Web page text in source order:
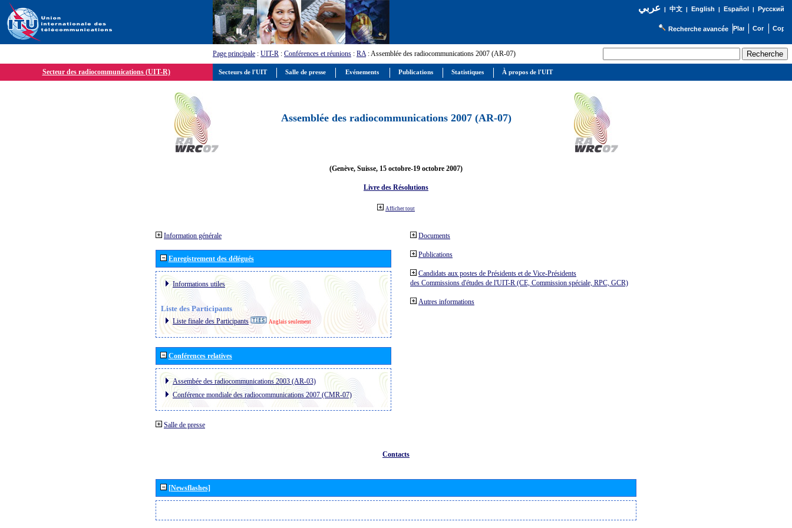
عربي| 中文| English | Español | Русский
Recherche avancée
Page principale : UIT-R : Conférences et réunions : RA: Assemblée des radiocommunications 2007 (AR-07)
Secteur des radiocommunications (UIT-R)
Assemblée des radiocommunications 2007 (AR-07)
(Genève, Suisse, 15 octobre-19 octobre 2007)
Livre des Résolutions
Afficher tout
Information générale
Enregistrement des délégués
Informations utiles
Liste des Participants
Liste finale des Participants Anglais seulement
Conférences relatives
Assembée des radiocommunications 2003 (AR-03)
Conférence mondiale des radiocommunications 2007 (CMR-07)
Salle de presse
Documents
Publications
Candidats aux postes de Présidents et de Vice-Présidents
des Commissions d'études de l'UIT-R (CE, Commission spéciale, RPC, GCR)
Autres informations
Contacts
[Newsflashes]
Secteurs de l'UIT Salle de presse Evénements Publications Statistiques À propos de l'UIT